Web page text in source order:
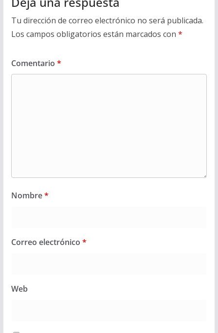
Tu dirección de correo electrónico no será publicada.
Los campos obligatorios están marcados con *
Comentario *
Nombre*
Correo electrónico *
Web